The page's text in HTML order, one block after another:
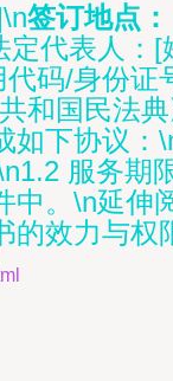
签订地点：
代表人
码/身份
和国民法
如下协议：
服务
。\n延
效力与